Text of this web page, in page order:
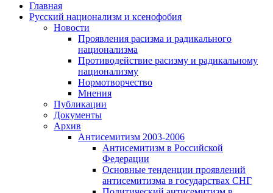
Главная
Русский национализм и ксенофобия
Новости
Проявления расизма и радикального
национализма
Противодействие расизму и радикальному
национализму
Нормотворчество
Мнения
Публикации
Документы
Архив
Антисемитизм 2003-2006
Антисемитизм в Российской
Федерации
Основные тенденции проявлений
антисемитизма в государствах СНГ